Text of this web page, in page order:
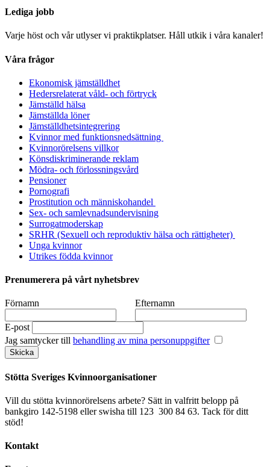
Lediga jobb
Varje höst och vår utlyser vi praktikplatser. Håll utkik i våra kanaler!
Våra frågor
Ekonomisk jämställdhet
Hedersrelaterat våld- och förtryck
Jämställd hälsa
Jämställda löner
Jämställdhetsintegrering
Kvinnor med funktionsnedsättning
Kvinnorörelsens villkor
Könsdiskriminerande reklam
Mödra- och förlossningsvård
Pensioner
Pornografi
Prostitution och människohandel
Sex- och samlevnadsundervisning
Surrogatmoderskap
SRHR (Sexuell och reproduktiv hälsa och rättigheter)
Unga kvinnor
Utrikes födda kvinnor
Prenumerera på vårt nyhetsbrev
Förnamn Efternamn
E-post
Jag samtycker till behandling av mina personuppgifter
Stötta Sveriges Kvinnoorganisationer
Vill du stötta kvinnorörelsens arbete? Sätt in valfritt belopp på
bankgiro 142-5198 eller swisha till 123 300 84 63. Tack för ditt
stöd!
Kontakt